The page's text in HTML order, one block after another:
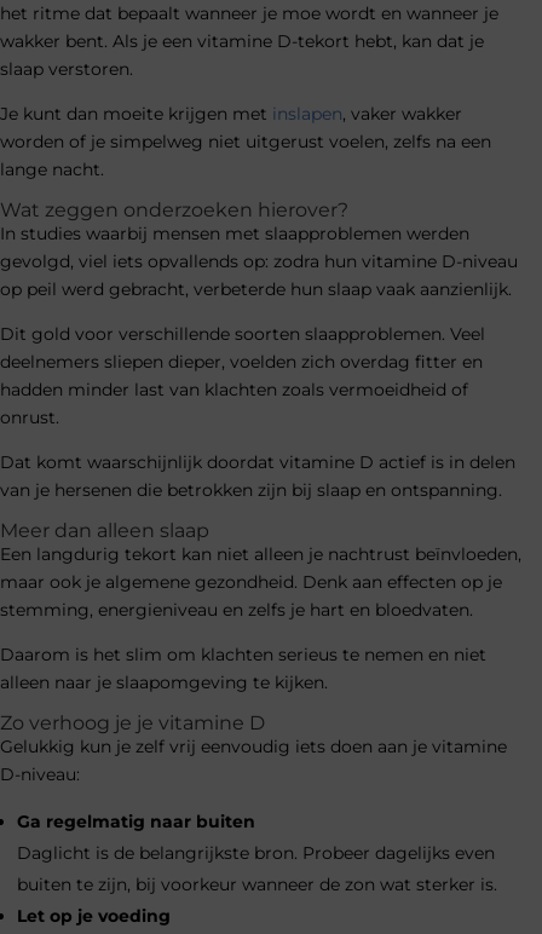
het ritme dat bepaalt wanneer je moe wordt en wanneer je
wakker bent. Als je een vitamine D-tekort hebt, kan dat je
slaap verstoren.
Je kunt dan moeite krijgen met inslapen, vaker wakker
worden of je simpelweg niet uitgerust voelen, zelfs na een
lange nacht.
Wat zeggen onderzoeken hierover?
In studies waarbij mensen met slaapproblemen werden
gevolgd, viel iets opvallends op: zodra hun vitamine D-niveau
op peil werd gebracht, verbeterde hun slaap vaak aanzienlijk.
Dit gold voor verschillende soorten slaapproblemen. Veel
deelnemers sliepen dieper, voelden zich overdag fitter en
hadden minder last van klachten zoals vermoeidheid of
onrust.
Dat komt waarschijnlijk doordat vitamine D actief is in delen
van je hersenen die betrokken zijn bij slaap en ontspanning.
Meer dan alleen slaap
Een langdurig tekort kan niet alleen je nachtrust beïnvloeden,
maar ook je algemene gezondheid. Denk aan effecten op je
stemming, energieniveau en zelfs je hart en bloedvaten.
Daarom is het slim om klachten serieus te nemen en niet
alleen naar je slaapomgeving te kijken.
Zo verhoog je je vitamine D
Gelukkig kun je zelf vrij eenvoudig iets doen aan je vitamine
D-niveau:
Ga regelmatig naar buiten
Daglicht is de belangrijkste bron. Probeer dagelijks even
buiten te zijn, bij voorkeur wanneer de zon wat sterker is.
Let op je voeding